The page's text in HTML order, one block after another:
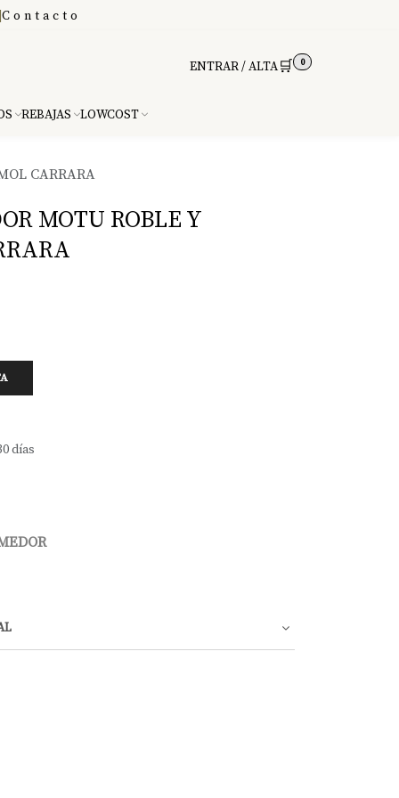
Contacto
ENTRAR / ALTA🛒 0
REBAJAS LOWCOST
CARRARA
MOTU ROBLE Y
días